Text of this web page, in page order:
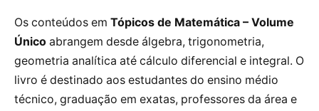
Os conteúdos em Tópicos de Matemática – Volume
Único abrangem desde álgebra, trigonometria,
geometria analítica até cálculo diferencial e integral. O
livro é destinado aos estudantes do ensino médio
técnico, graduação em exatas, professores da área e